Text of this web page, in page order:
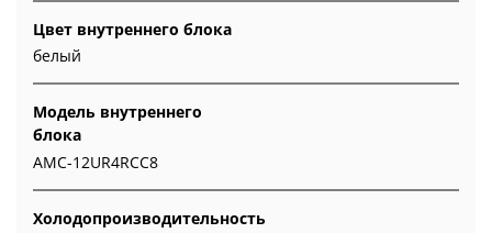
Цвет внутреннего блока
белый
Модель внутреннего
блока
AMC-12UR4RCC8
Холодопроизводительность